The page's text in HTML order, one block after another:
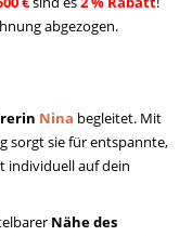
abgezogen.
Nina begleitet. Mit
sorgt sie für entspannte,
individuell auf dein
Nähe des